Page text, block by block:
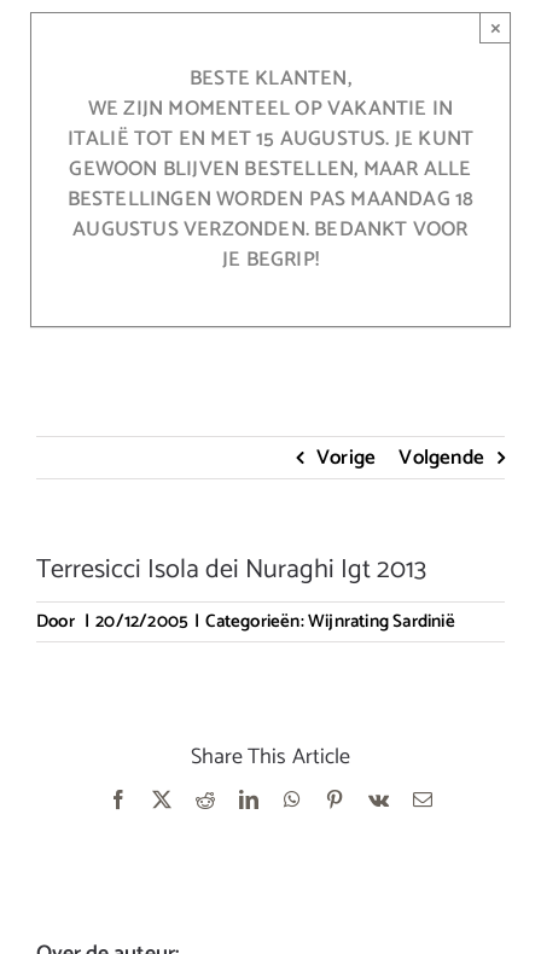
BESTE KLANTEN,
WE ZIJN MOMENTEEL OP VAKANTIE IN
ITALIË TOT EN MET 15 AUGUSTUS. JE KUNT
GEWOON BLIJVEN BESTELLEN, MAAR ALLE
BESTELLINGEN WORDEN PAS MAANDAG 18
AUGUSTUS VERZONDEN. BEDANKT VOOR
JE BEGRIP!
×
Vorige Volgende
Terresicci Isola dei Nuraghi Igt 2013
Door | 20/12/2005 | Categorieën:Wijnrating Sardinië
Share This Article
Facebook RedditLinkedInWhatsApp
Pinterest
Vk
E-